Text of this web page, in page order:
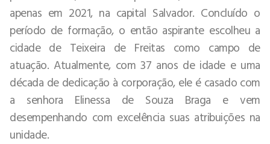
apenas em 2021, na capital Salvador. Concluído o
período de formação, o então aspirante escolheu a
cidade de Teixeira de Freitas como campo de
atuação. Atualmente, com 37 anos de idade e uma
década de dedicação à corporação, ele é casado com
a senhora Elinessa de Souza Braga e vem
desempenhando com excelência suas atribuições na
unidade.